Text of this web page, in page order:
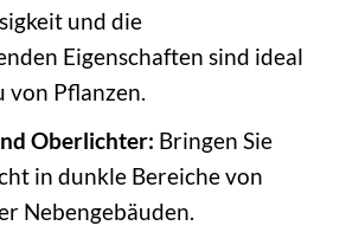
und die
Eigenschaften sind ideal
von Pflanzen.
Oberlichter: Bringen Sie
in dunkle Bereiche von
Nebengebäuden.